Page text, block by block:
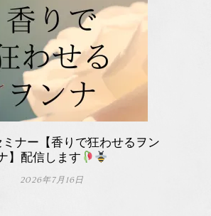
ミナー【香りで狂わせるヲン
】配信します
2026年7月16日